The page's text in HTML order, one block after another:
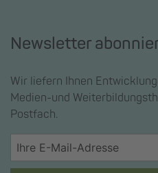
Newsletter
Wir liefern Ihnen
Medien-und
Postfach.